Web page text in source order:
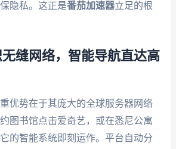
隐私。这正是番茄加速器立足的根
缝网络，智能导航直达高
优势在于其庞大的全球服务器网络
图书馆点击爱奇艺，或在悉尼公寓
的智能系统即刻运作。平台自动分